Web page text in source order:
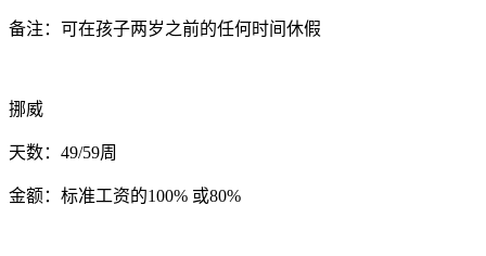
备注：可在孩子两岁之前的任何时间休假
挪威
天数：49/59周
金额：标准工资的100% 或80%